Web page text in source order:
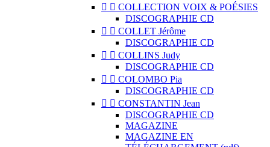
  COLLECTION VOIX & POÉSIES
DISCOGRAPHIE CD
  COLLET Jérôme
DISCOGRAPHIE CD
  COLLINS Judy
DISCOGRAPHIE CD
  COLOMBO Pia
DISCOGRAPHIE CD
  CONSTANTIN Jean
DISCOGRAPHIE CD
MAGAZINE
MAGAZINE EN